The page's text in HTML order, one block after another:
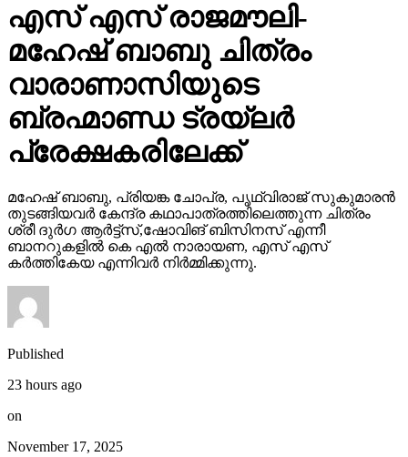
എസ് എസ് രാജമൗലി-
മഹേഷ് ബാബു ചിത്രം
വാരാണാസിയുടെ
ബ്രഹ്മാണ്ഡ ട്രയ്ലർ
പ്രേക്ഷകരിലേക്ക്
മഹേഷ് ബാബു, പ്രിയങ്ക ചോപ്ര, പൃഥ്വിരാജ് സുകുമാരൻ
തുടങ്ങിയവർ കേന്ദ്ര കഥാപാത്രത്തിലെത്തുന്ന ചിത്രം
ശ്രീ ദുർഗ ആർട്ട്സ്,ഷോവിങ് ബിസിനസ് എന്നീ
ബാനറുകളിൽ കെ എൽ നാരായണ, എസ് എസ്
കർത്തികേയ എന്നിവർ നിർമ്മിക്കുന്നു.
Published
23 hours ago
on
November 17, 2025